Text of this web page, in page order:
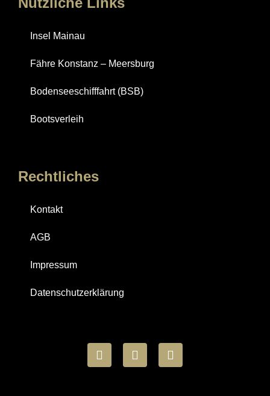
Insel Mainau
Fähre Konstanz – Meersburg
Bodenseeschifffahrt (BSB)
Bootsverleih
Rechtliches
Kontakt
AGB
Impressum
Datenschutzerklärung